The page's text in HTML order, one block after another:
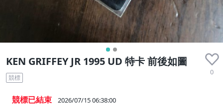
KEN GRIFFEY JR 1995 UD 特卡 前後如圖
0
競標
競標已結束 2026/07/15 06:38:00